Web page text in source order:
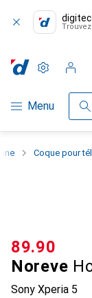
digitec
Navigation par
Menu
Paramètres
Compte
Listes de
Listes
Panier
Coque pour
Noreve
Sony Xperia 5
CHF
89.90